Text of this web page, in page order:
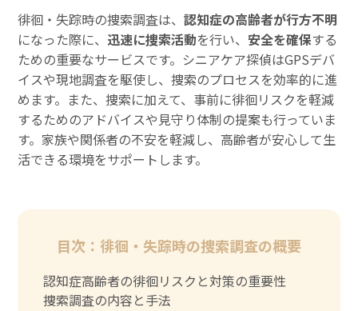
徘徊・失踪時の捜索調査は、認知症の高齢者が行方不明
になった際に、 迅速に捜索活動を行い、安全を確保する
ための重要なサービスです。シニアケア探偵はGPSデバ
イスや現地調査を駆使し、捜索のプロセスを効率的に進
めます。また、捜索に加えて、事前に徘徊リスクを軽減
するためのアドバイスや見守り体制の提案も行っていま
す。家族や関係者の不安を軽減し、高齢者が安心して生
活できる環境をサポートします。
目次：徘徊・失踪時の捜索調査の概要
認知症高齢者の徘徊リスクと対策の重要性
捜索調査の内容と手法